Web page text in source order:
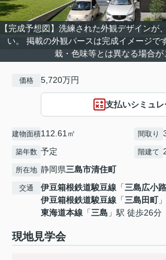
【完成予想図】洗練された外観デザインが
い。 掲載の外観パースは完成イメージで
栽・色味等とは異なる場合が
価格 5,720万円
支払いシミュ
建物面積112.61㎡ 間取り
築年数 予定 階建て
所在地 静岡県三島市清住町
交通 伊豆箱根鉄道駿豆線 「三島広小路
伊豆箱根鉄道駿豆線 「三島田町
東海道本線 「三島 」駅 徒歩26分
現地見学会